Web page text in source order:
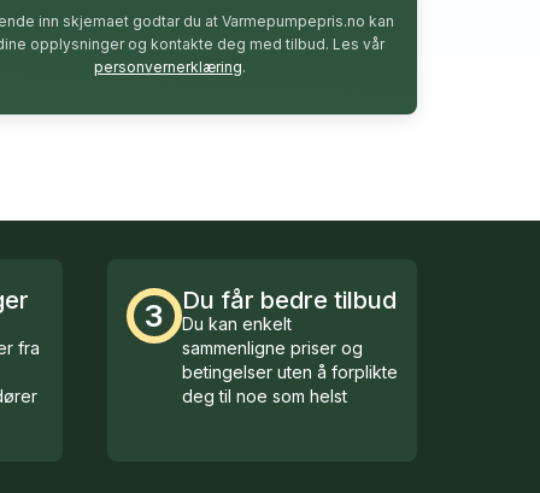
inn skjemaet godtar du at Varmepumpepris.no kan
opplysninger og kontakte deg med tilbud. Les vår
personvernerklæring.
fra
3 Du får bedre tilbud
Du kan enkelt
sammenligne priser og
betingelser uten å forplikte
deg til noe som helst